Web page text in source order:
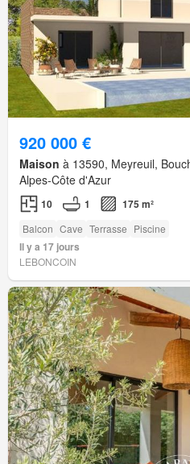
920 000 €
Maison à 13590, Meyreuil,
Alpes-Côte d'Azur
10 1 175 m²
Balcon Cave Terrasse Piscine
Il y a 17 jours
LEBONCOIN